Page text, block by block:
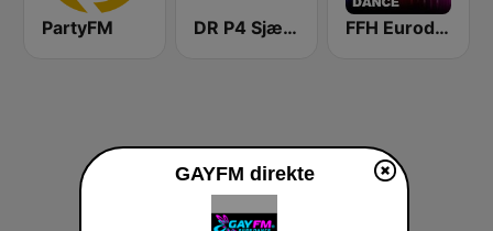
PartyFM DR P4 Sjælland FFH Eurodance
GAYFM direkte